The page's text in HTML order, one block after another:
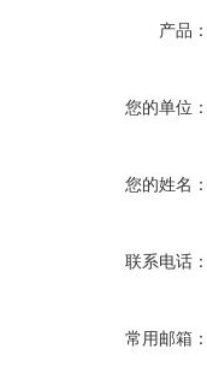
产品：
您的单位：
您的姓名：
联系电话：
常用邮箱：